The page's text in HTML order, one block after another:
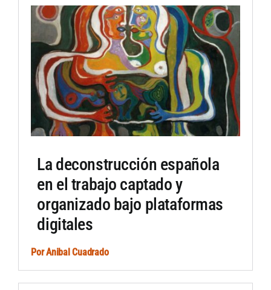
Artículos por autor
Artículos por sección
La deconstrucción española
en el trabajo captado y
organizado bajo plataformas
digitales
PorAnibal Cuadrado